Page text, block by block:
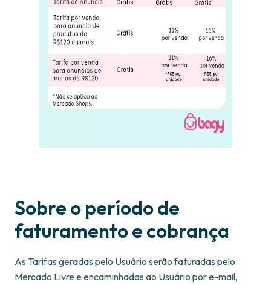
Sobre o período de
faturamento e cobrança
As Tarifas geradas pelo Usuário serão faturadas pelo
Mercado Livre e encaminhadas ao Usuário por e-mail,